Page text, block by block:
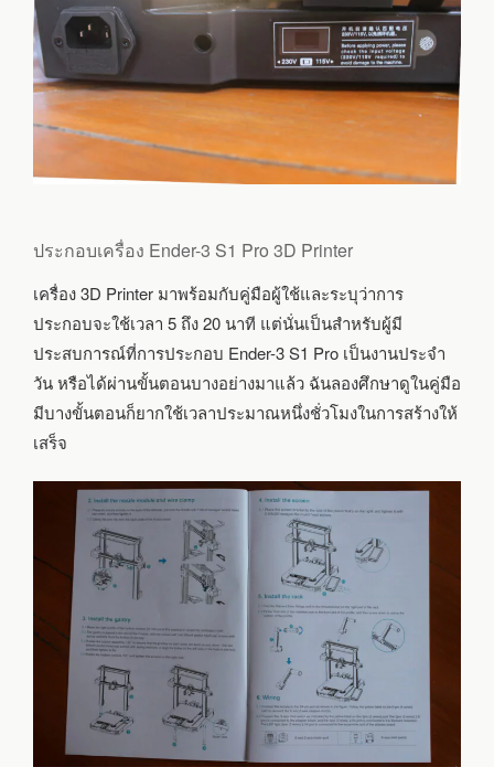
ประกอบเครื่อง Ender-3 S1 Pro 3D Printer
เครื่อง 3D Printer มาพร้อมกับคู่มือผู้ใช้และระบุว่าการ
ประกอบจะใช้เวลา 5 ถึง 20 นาที แต่นั่นเป็นสำหรับผู้มี
ประสบการณ์ที่การประกอบ Ender-3 S1 Pro เป็นงานประจำ
วัน หรือได้ผ่านขั้นตอนบางอย่างมาแล้ว ฉันลองศึกษาดูในคู่มือ
มีบางขั้นตอนก็ยากใช้เวลาประมาณหนึ่งชั่วโมงในการสร้างให้
เสร็จ